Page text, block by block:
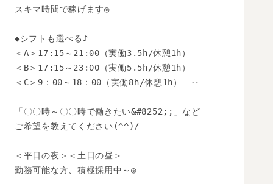
スキマ時間で稼げます◎
◆シフトも選べる♪
＜A＞17:15～21:00（実働3.5h/休憩1h）
＜B＞17:15～23:00（実働5.5h/休憩1h）
＜C＞9：00～18：00（実働8h/休憩1h）　‥
「〇〇時～〇〇時で働きたい&#8252;;」など
ご希望を教えてください(^^)/
＜平日の夜＞＜土日の昼＞
勤務可能な方、積極採用中～◎